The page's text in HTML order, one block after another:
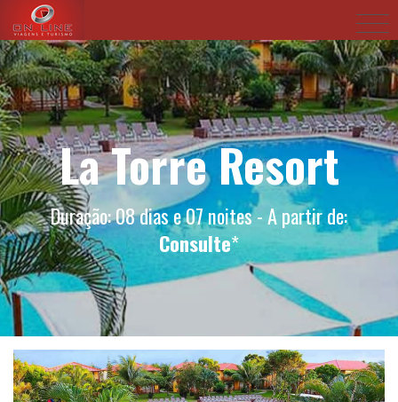
La Torre Resort
Duração: 08 dias e 07 noites - A partir de:
Consulte*